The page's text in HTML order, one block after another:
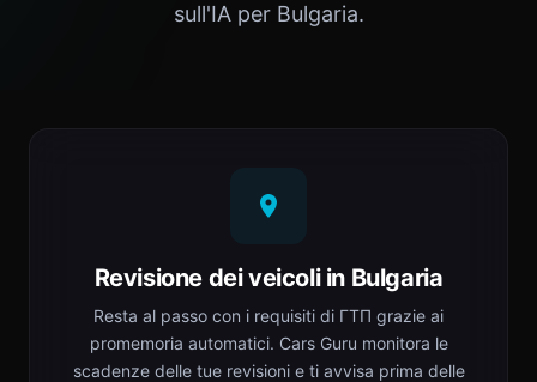
sull'IA per Bulgaria.
Revisione dei veicoli in Bulgaria
Resta al passo con i requisiti di ГТП grazie ai
promemoria automatici. Cars Guru monitora le
scadenze delle tue revisioni e ti avvisa prima delle